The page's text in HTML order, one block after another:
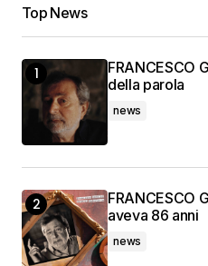
Top News
FRANCESCO
della parola
news
FRANCESCO
aveva 86 anni
news